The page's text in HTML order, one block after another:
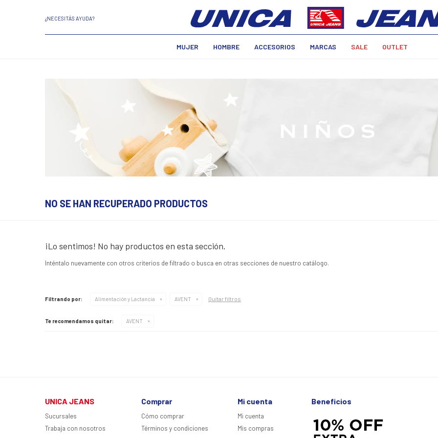
MUJER HOMBRE ACCESORIOS MARCAS SALE OUTLET
¿NECESITÁS AYUDA?
NO SE HAN RECUPERADO PRODUCTOS
¡Lo sentimos! No hay productos en esta sección.
Inténtalo nuevamente con otros criterios de filtrado o busca en otras secciones de nuestro catálogo.
Filtrando por: Alimentación y Lactancia AVENT Quitar filtros
Te recomendamos quitar: AVENT
UNICA JEANS
Sucursales
Trabaja con nosotros
Comprar
Cómo comprar
Términos y condiciones
Mi cuenta
Mi cuenta
Mis compras
Beneficios